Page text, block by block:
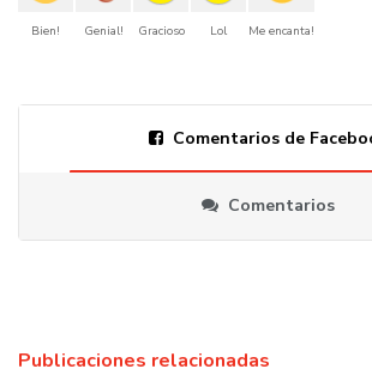
Bien! Genial! Gracioso Lol Me encanta!
Comentarios de
Comentarios
Publicaciones relacionadas